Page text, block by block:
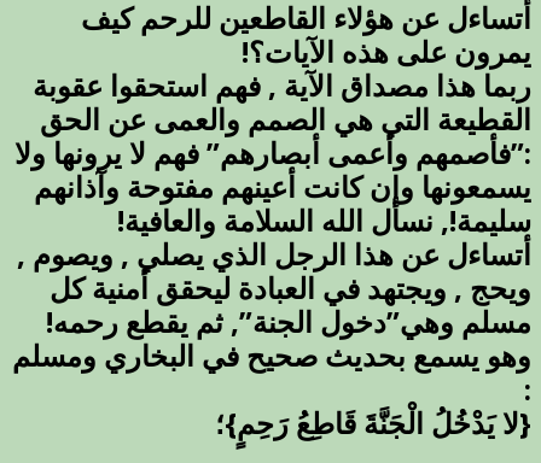
أتساءل عن هؤلاء القاطعين للرحم كيف
يمرون على هذه الآيات؟!
ربما هذا مصداق الآية , فهم استحقوا عقوبة
القطيعة التي هي الصمم والعمى عن الحق
:”فأصمهم وأعمى أبصارهم” فهم لا يرونها ولا
يسمعونها وإن كانت أعينهم مفتوحة وآذانهم
سليمة!, نسأل الله السلامة والعافية!
أتساءل عن هذا الرجل الذي يصلي , ويصوم ,
ويحج , ويجتهد في العبادة ليحقق أمنية كل
مسلم وهي”دخول الجنة”, ثم يقطع رحمه!
وهو يسمع بحديث صحيح في البخاري ومسلم
:
{لا يَدْخُلُ الْجَنَّةَ قَاطِعُ رَحِمٍ}؛